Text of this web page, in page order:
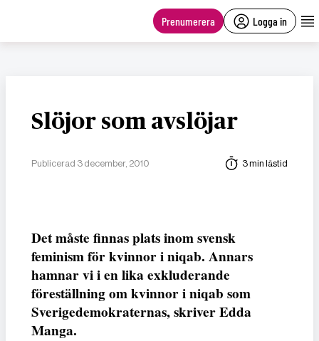
Prenumerera Logga in
Slöjor som avslöjar
Publicerad 3 december, 2010 3 min lästid
Det måste finnas plats inom svensk
feminism för kvinnor i niqab. Annars
hamnar vi i en lika exkluderande
föreställning om kvinnor i niqab som
Sverigedemokraternas, skriver Edda
Manga.